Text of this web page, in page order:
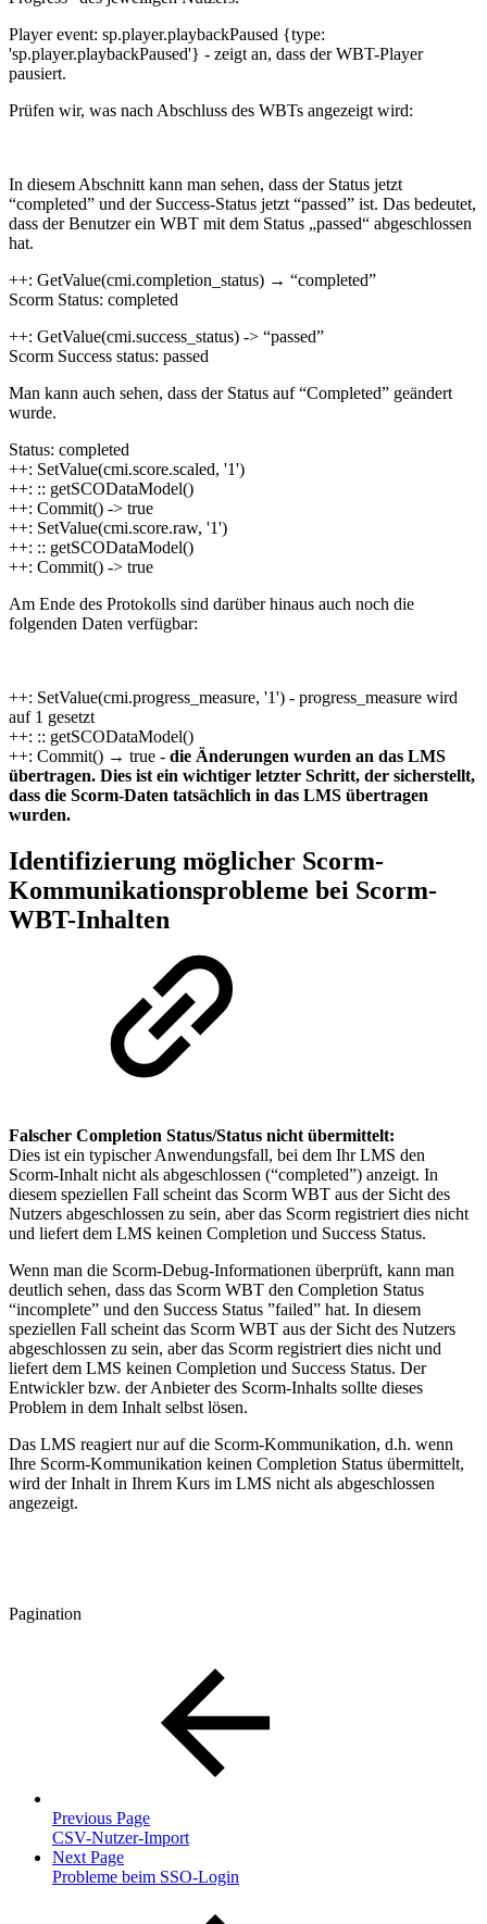
Player event: sp.player.playbackPaused {type:
'sp.player.playbackPaused'} - zeigt an, dass der WBT-Player
pausiert.
Prüfen wir, was nach Abschluss des WBTs angezeigt wird:
In diesem Abschnitt kann man sehen, dass der Status jetzt
“completed” und der Success-Status jetzt “passed” ist. Das bedeutet,
dass der Benutzer ein WBT mit dem Status „passed“ abgeschlossen
hat.
++: GetValue(cmi.completion_status) → “completed”
Scorm Status: completed
++: GetValue(cmi.success_status) -> “passed”
Scorm Success status: passed
Man kann auch sehen, dass der Status auf “Completed” geändert
wurde.
Status: completed
++: SetValue(cmi.score.scaled, '1')
++: :: getSCODataModel()
++: Commit() -> true
++: SetValue(cmi.score.raw, '1')
++: :: getSCODataModel()
++: Commit() -> true
Am Ende des Protokolls sind darüber hinaus auch noch die
folgenden Daten verfügbar:
++: SetValue(cmi.progress_measure, '1') - progress_measure wird
auf 1 gesetzt
++: :: getSCODataModel()
++: Commit() → true - die Änderungen wurden an das LMS
übertragen. Dies ist ein wichtiger letzter Schritt, der sicherstellt,
dass die Scorm-Daten tatsächlich in das LMS übertragen
wurden.
Identifizierung möglicher Scorm-
Kommunikationsprobleme bei Scorm-
WBT-Inhalten
Falscher Completion Status/Status nicht übermittelt:
Dies ist ein typischer Anwendungsfall, bei dem Ihr LMS den
Scorm-Inhalt nicht als abgeschlossen (“completed”) anzeigt. In
diesem speziellen Fall scheint das Scorm WBT aus der Sicht des
Nutzers abgeschlossen zu sein, aber das Scorm registriert dies nicht
und liefert dem LMS keinen Completion und Success Status.
Wenn man die Scorm-Debug-Informationen überprüft, kann man
deutlich sehen, dass das Scorm WBT den Completion Status
“incomplete” und den Success Status ”failed” hat. In diesem
speziellen Fall scheint das Scorm WBT aus der Sicht des Nutzers
abgeschlossen zu sein, aber das Scorm registriert dies nicht und
liefert dem LMS keinen Completion und Success Status. Der
Entwickler bzw. der Anbieter des Scorm-Inhalts sollte dieses
Problem in dem Inhalt selbst lösen.
Das LMS reagiert nur auf die Scorm-Kommunikation, d.h. wenn
Ihre Scorm-Kommunikation keinen Completion Status übermittelt,
wird der Inhalt in Ihrem Kurs im LMS nicht als abgeschlossen
angezeigt.
Pagination
Previous Page
CSV-Nutzer-Import
Next Page
Probleme beim SSO-Login